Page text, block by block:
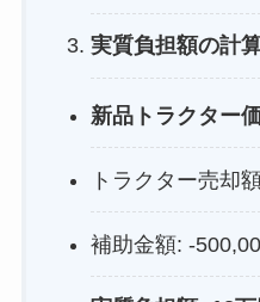
実質負担額の計算
新品トラクター
トラクター売却
補助金額: -